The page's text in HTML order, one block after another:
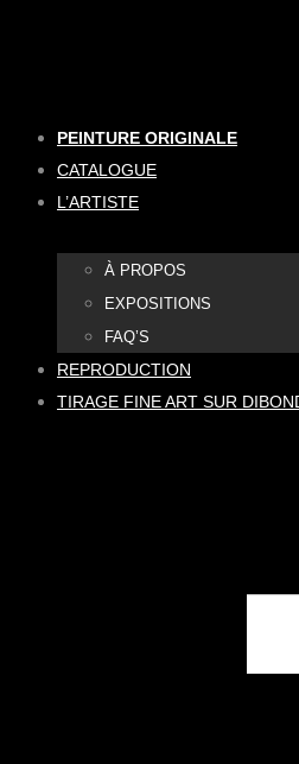
PEINTURE ORIGINALE
CATALOGUE
L’ARTISTE
À PROPOS
EXPOSITIONS
FAQ’S
REPRODUCTION
TIRAGE FINE ART SUR